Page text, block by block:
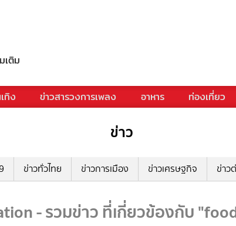
เติม
ทิง ข่าวสารวงการเพลง อาหาร ท่องเที่ยว
ข่าว
ข่าวทั่วไทย ข่าวการเมือง ข่าวเศรษฐกิจ ข่าว
- รวมข่าว ที่เกี่ยวข้องกับ